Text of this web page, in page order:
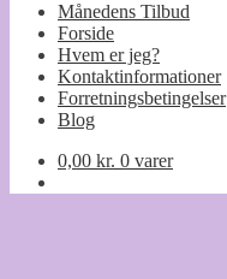
Månedens Tilbud
Forside
Hvem er jeg?
Kontaktinformationer
Forretningsbetingelser
Blog
0,00 kr. 0 varer